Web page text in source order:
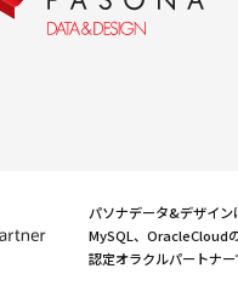
パソナデータ&デザイン
MySQL、OracleCloud
認定オラクルパートナー